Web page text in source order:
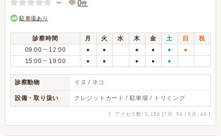
－ 0件
駐車場あり
診察時間 月 火 水 木 金 土 日
祝
09:00 ~ 12:00
● ● ● ● ● ●
15:00 ~ 19:00 ● ● ● ● ●
診察動物 イヌ / ネコ
設備・取り扱い クレジットカード / 駐車場 / トリミング
↑ アクセス数: 5,150 [7月: 54 | 6月: 40 ]